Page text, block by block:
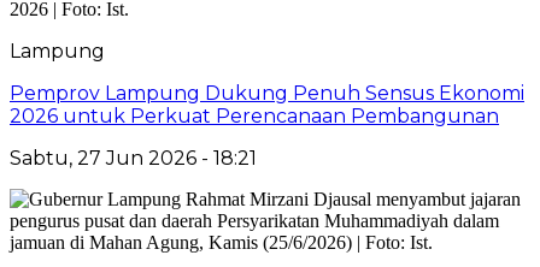
Lampung
Pemprov Lampung Dukung Penuh Sensus Ekonomi
2026 untuk Perkuat Perencanaan Pembangunan
Sabtu, 27 Jun 2026 - 18:21